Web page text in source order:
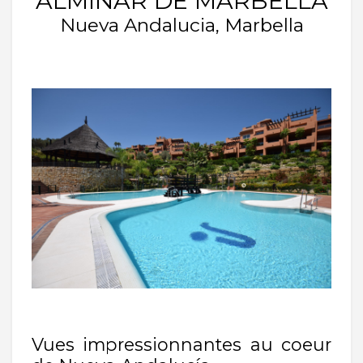
Nueva Andalucia, Marbella
Vues impressionnantes au coeur